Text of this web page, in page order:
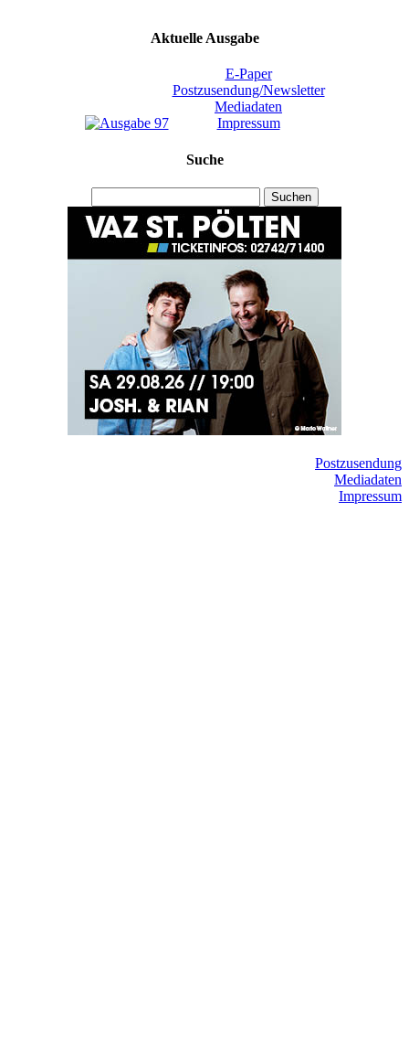
Aktuelle Ausgabe
E-Paper
Postzusendung/Newsletter
Mediadaten
Impressum
Suche
Suchen
Postzusendung
Mediadaten
Impressum